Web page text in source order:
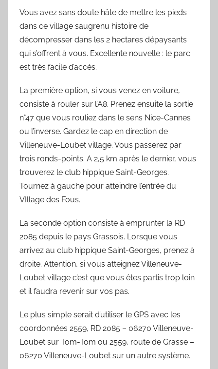
Vous avez sans doute hâte de mettre les pieds
dans ce village saugrenu histoire de
décompresser dans les 2 hectares dépaysants
qui s’offrent à vous. Excellente nouvelle : le parc
est très facile d’accès.
La première option, si vous venez en voiture,
consiste à rouler sur l’A8. Prenez ensuite la sortie
n°47 que vous rouliez dans le sens Nice-Cannes
ou l’inverse. Gardez le cap en direction de
Villeneuve-Loubet village. Vous passerez par
trois ronds-points. A 2,5 km après le dernier, vous
trouverez le club hippique Saint-Georges.
Tournez à gauche pour atteindre l’entrée du
VIllage des Fous.
La seconde option consiste à emprunter la RD
2085 depuis le pays Grassois. Lorsque vous
arrivez au club hippique Saint-Georges, prenez à
droite. Attention, si vous atteignez Villeneuve-
Loubet village c’est que vous êtes partis trop loin
et il faudra revenir sur vos pas.
Le plus simple serait d’utiliser le GPS avec les
coordonnées 2559, RD 2085 – 06270 Villeneuve-
Loubet sur Tom-Tom ou 2559, route de Grasse –
06270 Villeneuve-Loubet sur un autre système.